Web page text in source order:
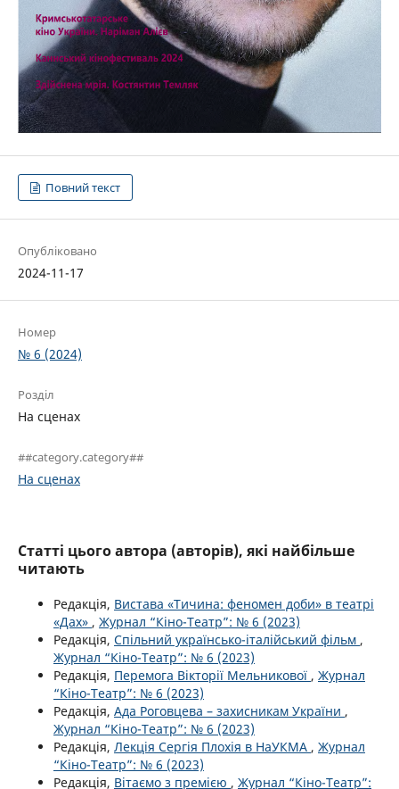
Повний текст
Опубліковано
2024-11-17
Номер
№ 6 (2024)
Розділ
На сценах
##category.category##
На сценах
Статті цього автора (авторів), які найбільше
читають
Редакція, Вистава «Тичина: феномен доби» в театрі
«Дах» , Журнал “Кіно-Театр”: № 6 (2023)
Редакція, Спільний українсько-італійський фільм ,
Журнал “Кіно-Театр”: № 6 (2023)
Редакція, Перемога Вікторії Мельникової , Журнал
“Кіно-Театр”: № 6 (2023)
Редакція, Ада Роговцева – захисникам України ,
Журнал “Кіно-Театр”: № 6 (2023)
Редакція, Лекція Сергія Плохія в НаУКМА , Журнал
“Кіно-Театр”: № 6 (2023)
Редакція, Вітаємо з премією , Журнал “Кіно-Театр”: